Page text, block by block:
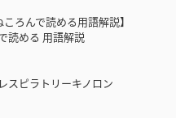
ろんで読める用語解説】
読める 用語解説
スピラトリーキノロン